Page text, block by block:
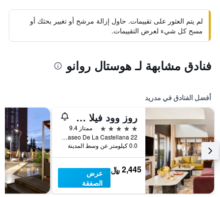
لم يتم العثور على تقييمات. حاول إزالة مرشح أو تغيير بحثك أو
مسح كل شيء لعرض التقييمات.
فنادق مشابهة لـ هوستال روانو
أفضل الفنادق في مدريد
روز وود فيلا ماجنا
5 نجوم
ممتاز 9.4
Paseo De La Castellana 22, مدريد, أسبانيا
0.0 كيلومتر عن وسط المدينة
2,445 ﷼
عرض
الصفقة